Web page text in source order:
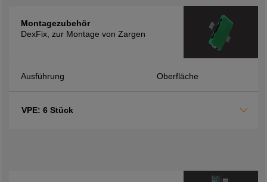
Montagezubehör
DexFix, zur Montage von Zargen
Ausführung Oberfläche
VPE: 6 Stück